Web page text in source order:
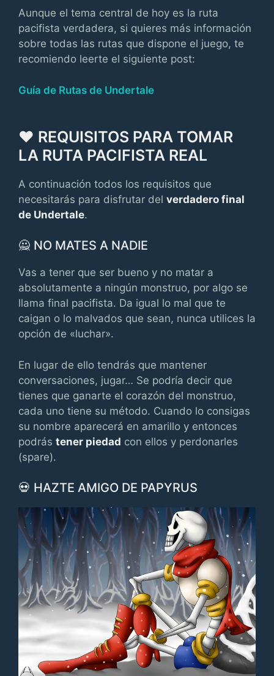
Aunque el tema central de hoy es la ruta
pacifista verdadera, si quieres más información
sobre todas las rutas que dispone el juego, te
recomiendo leerte el siguiente post:
Guía de Rutas de Undertale
❤️ REQUISITOS PARA TOMAR
LA RUTA PACIFISTA REAL
A continuación todos los requisitos que
necesitarás para disfrutar del verdadero final
de Undertale.
🙅 NO MATES A NADIE
Vas a tener que ser bueno y no matar a
absolutamente a ningún monstruo, por algo se
llama final pacifista. Da igual lo mal que te
caigan o lo malvados que sean, nunca utilices la
opción de «luchar».
En lugar de ello tendrás que mantener
conversaciones, jugar… Se podría decir que
tienes que ganarte el corazón del monstruo,
cada uno tiene su método. Cuando lo consigas
su nombre aparecerá en amarillo y entonces
podrás tener piedad con ellos y perdonarles
(spare).
💀 HAZTE AMIGO DE PAPYRUS